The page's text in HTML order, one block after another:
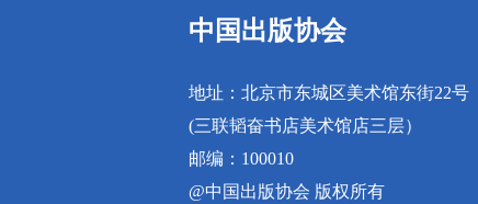
中国出版协会
地址：北京市东城区美术馆东街22号
(三联韬奋书店美术馆店三层）
邮编：100010
@中国出版协会 版权所有